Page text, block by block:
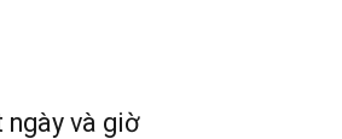
và giờ